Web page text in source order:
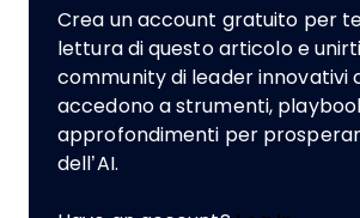
Crea un account gratuito per
lettura di questo articolo e
community di leader innovativi
accedono a strumenti,
approfondimenti per
dell’AI.